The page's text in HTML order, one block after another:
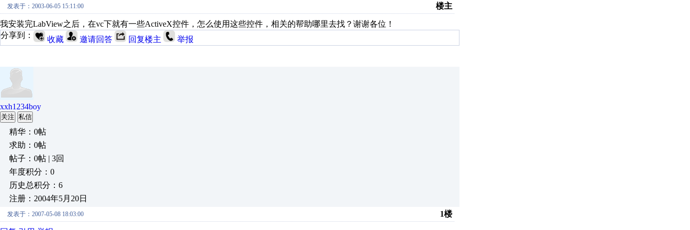
发表于：2003-06-05 15:11:00 楼主
我安装完LabView之后，在vc下就有一些ActiveX控件，怎么使用这些控件，相关的帮助哪里去找？谢谢各位！
分享到：
收藏 邀请回答 回复楼主 举报
xxh1234boy
关注 私信
精华：0帖
求助：0帖
帖子：0帖 | 3回
年度积分：0
历史总积分：6
注册：2004年5月20日
发表于：2007-05-08 18:03:00 1楼